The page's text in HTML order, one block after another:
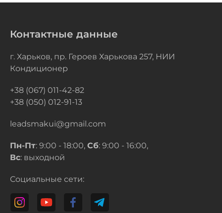
Контактные данные
г. Харьков, пр. Героев Харькова 257, НИИ
Кондиционер
+38 (067) 011-42-82
+38 (050) 012-91-13
leadsmakui@gmail.com
Пн-Пт: 9:00 - 18:00, Сб: 9:00 - 16:00,
Вс: выходной
Социальные сети: